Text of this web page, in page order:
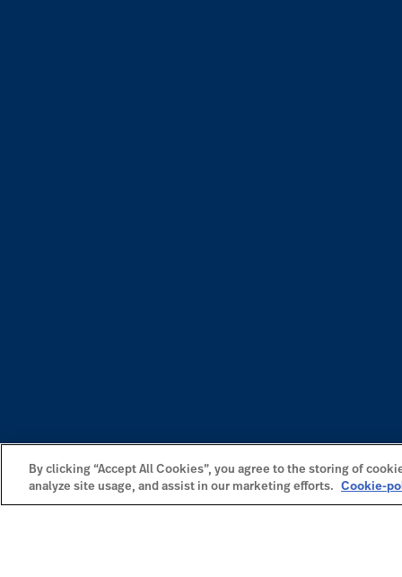
By clicking “Accept All Cookies”, you agree to the storing of
analyze site usage, and assist in our marketing efforts.
Cookie-